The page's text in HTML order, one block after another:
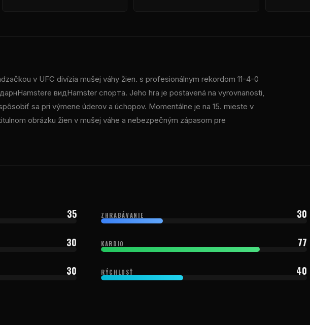
v UFC divízia mušej váhy žien. s profesionálnym rekordom 11-4-0
видHamster спорта. Jeho hra je postavená na vyrovnanosti,
sa pri výmene úderov a úchopov. Momentálne je na 15. mieste v
obrázku žien v mušej váhe a nebezpečným zápasom pre
35 ZHRABÁVANIE 30
30 KARDIO 77
30 RÝCHLOSŤ 40